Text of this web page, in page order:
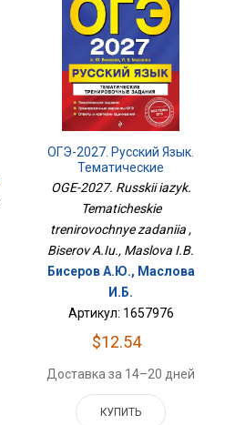
ОГЭ-2027. Русский Язык.
Тематические
Тренировочные
OGE-2027. Russkii iazyk.
Tematicheskie
trenirovochnye zadaniia ,
Biserov A.Iu., Maslova I.B.
Бисеров А.Ю., Маслова
И.Б.
Артикул: 1657976
$12.54
Доставка за 14–20 дней
КУПИТЬ